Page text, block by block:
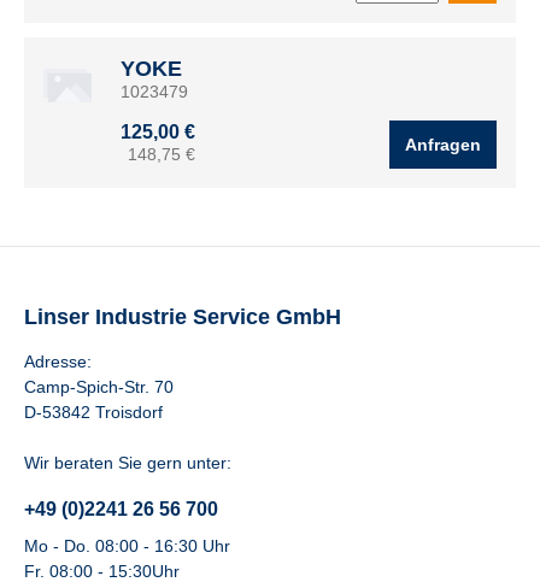
YOKE
1023479
125,00 €
148,75 € Anfragen
Linser Industrie Service GmbH
Adresse:
Camp-Spich-Str. 70
D-53842 Troisdorf
Wir beraten Sie gern unter:
+49 (0)2241 26 56 700
Mo - Do. 08:00 - 16:30 Uhr
Fr. 08:00 - 15:30Uhr